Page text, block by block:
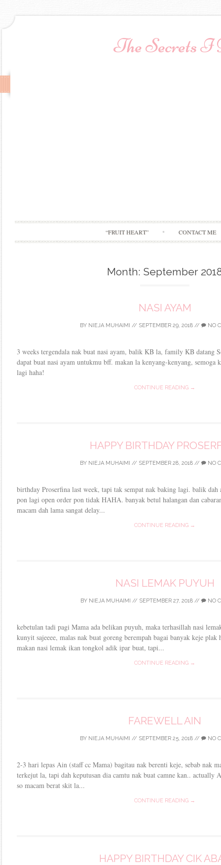
The Secrets
“FRUIT HEART” CONTACT ME
Month: September
NASI AYAM
BY NIEJA MUHAIMI // SEPTEMBER 29, 2018 // NO
3 weeks tergendala nak buat nasi ayam, balik KB la, family KB datang
dapat buat nasi ayam untukmu bff. makan la kenyang-kenyang,
lagi haha!
CONTINUE READING →
HAPPY BIRTHDAY
BY NIEJA MUHAIMI // SEPTEMBER 28, 2018 // NO
birthday Proserfina last week, tapi tak sempat nak baking lagi. balik
pon lagi open order pon tidak HAHA. banyak betul halangan dan
macam dah lama sangat delay...
CONTINUE READING →
NASI LEMAK PUYUH
BY NIEJA MUHAIMI // SEPTEMBER 27, 2018// NO
kebetulan tadi pagi Mama ada belikan puyuh, maka terhasillah nasi
kunyit sajeeee, malas nak buat goreng berempah bagai banyak keje plak
makan nasi lemak ikan tongkol adik ipar buat, tapi...
CONTINUE READING →
FAREWELL AIN
BY NIEJA MUHAIMI // SEPTEMBER 25, 2018 // NO
2-3 hari lepas Ain (staff cc Mama) bagitau nak berenti keje, sebab nak
terkejut la, tapi dah keputusan dia camtu nak buat camne kan.. actually
so macam berat skit la...
CONTINUE READING →
HAPPY BIRTHDAY CIK